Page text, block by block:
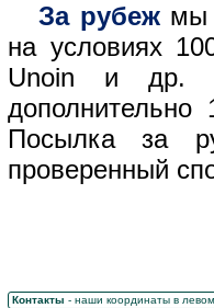
За рубежмы
на условиях
Unoin и др.
дополнительно
Посылка за
проверенный
Контакты - наши координаты в